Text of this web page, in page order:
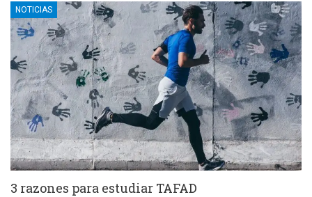
NOTICIAS
3 razones para estudiar TAFAD